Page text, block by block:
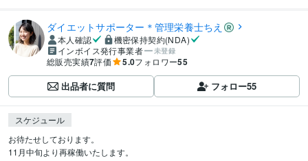
ダイエットサポーター＊管理栄養士ちえ
本人確認
機密保持契約(NDA)
インボイス発行事業者
未登録
総販売実績7評価 5.0フォロワー55
出品者に質問 フォロー55
スケジュール
お待たせしております。
11月中旬より再稼働いたします。